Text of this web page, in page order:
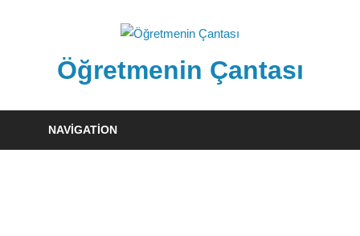
Öğretmenin Çantası
Çantsından
NAVIGATION